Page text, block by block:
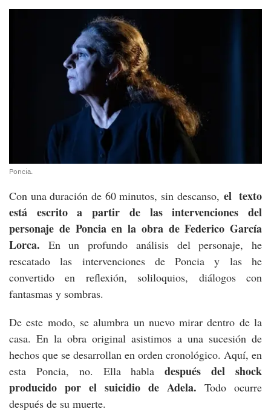
Poncia.
Con una duración de 60 minutos, sin descanso, el texto
está escrito a partir de las intervenciones del
personaje de Poncia en la obra de Federico García
Lorca. En un profundo análisis del personaje, he
rescatado las intervenciones de Poncia y las he
convertido en reflexión, soliloquios, diálogos con
fantasmas y sombras.
De este modo, se alumbra un nuevo mirar dentro de la
casa. En la obra original asistimos a una sucesión de
hechos que se desarrollan en orden cronológico. Aquí, en
esta Poncia, no. Ella habladespués del shock
producido por el suicidio de Adela. Todo ocurre
después de su muerte.